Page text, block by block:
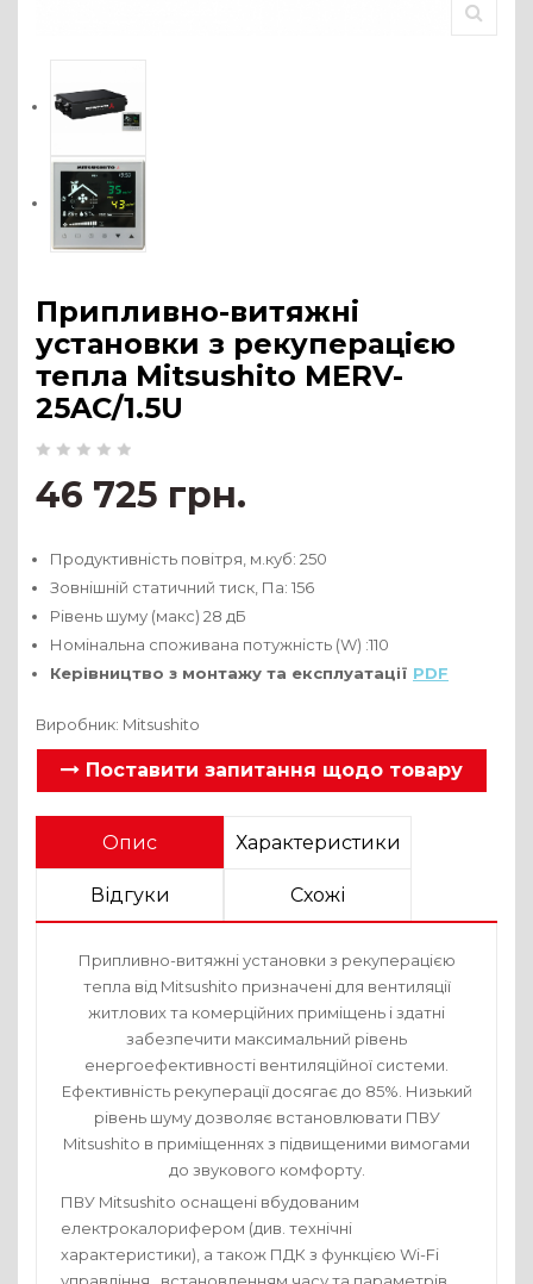
Припливно-витяжні
установки з рекуперацією
тепла Mitsushito MERV-
25AC/1.5U
46 725 грн.
Продуктивність повітря, м.куб: 250
Зовнішній статичний тиск, Па: 156
Рівень шуму (макс) 28 дБ
Номінальна споживана потужність (W) :110
Керівництво з монтажу та експлуатації PDF
Виробник: Mitsushito
Поставити запитання щодо товару
Опис Характеристики
Відгуки Схожі
Припливно-витяжні установки з рекуперацією
тепла від Mitsushito призначені для вентиляції
житлових та комерційних приміщень і здатні
забезпечити максимальний рівень
енергоефективності вентиляційної системи.
Ефективність рекуперації досягає до 85%. Низький
рівень шуму дозволяє встановлювати ПВУ
Mitsushito в приміщеннях з підвищеними вимогами
до звукового комфорту.
ПВУ Mitsushito оснащені вбудованим
електрокалорифером (див. технічні
характеристики), а також ПДК з функцією Wi-Fi
Коментарі
Напишіть коментар до цього товару!
Псевдонім
E-mail
ласка,
напишіть
коментар
Рейтинг